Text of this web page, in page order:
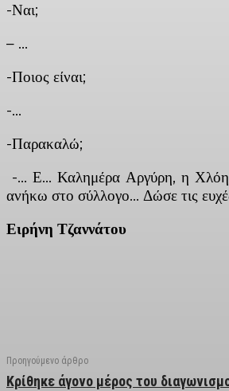
-Ναι;
– …
-Ποιος είναι;
-…
-Παρακαλώ;
-… Ε… Καλημέρα Αργύρη, η Χλόη
ανήκω στο σύλλογο… Δώσε τις
Ειρήνη Τζαννάτου
Προηγούμενο άρθρο
Κρίθηκε άγονο μέρος του